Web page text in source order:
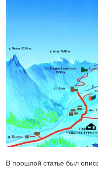
В прошлой статье был